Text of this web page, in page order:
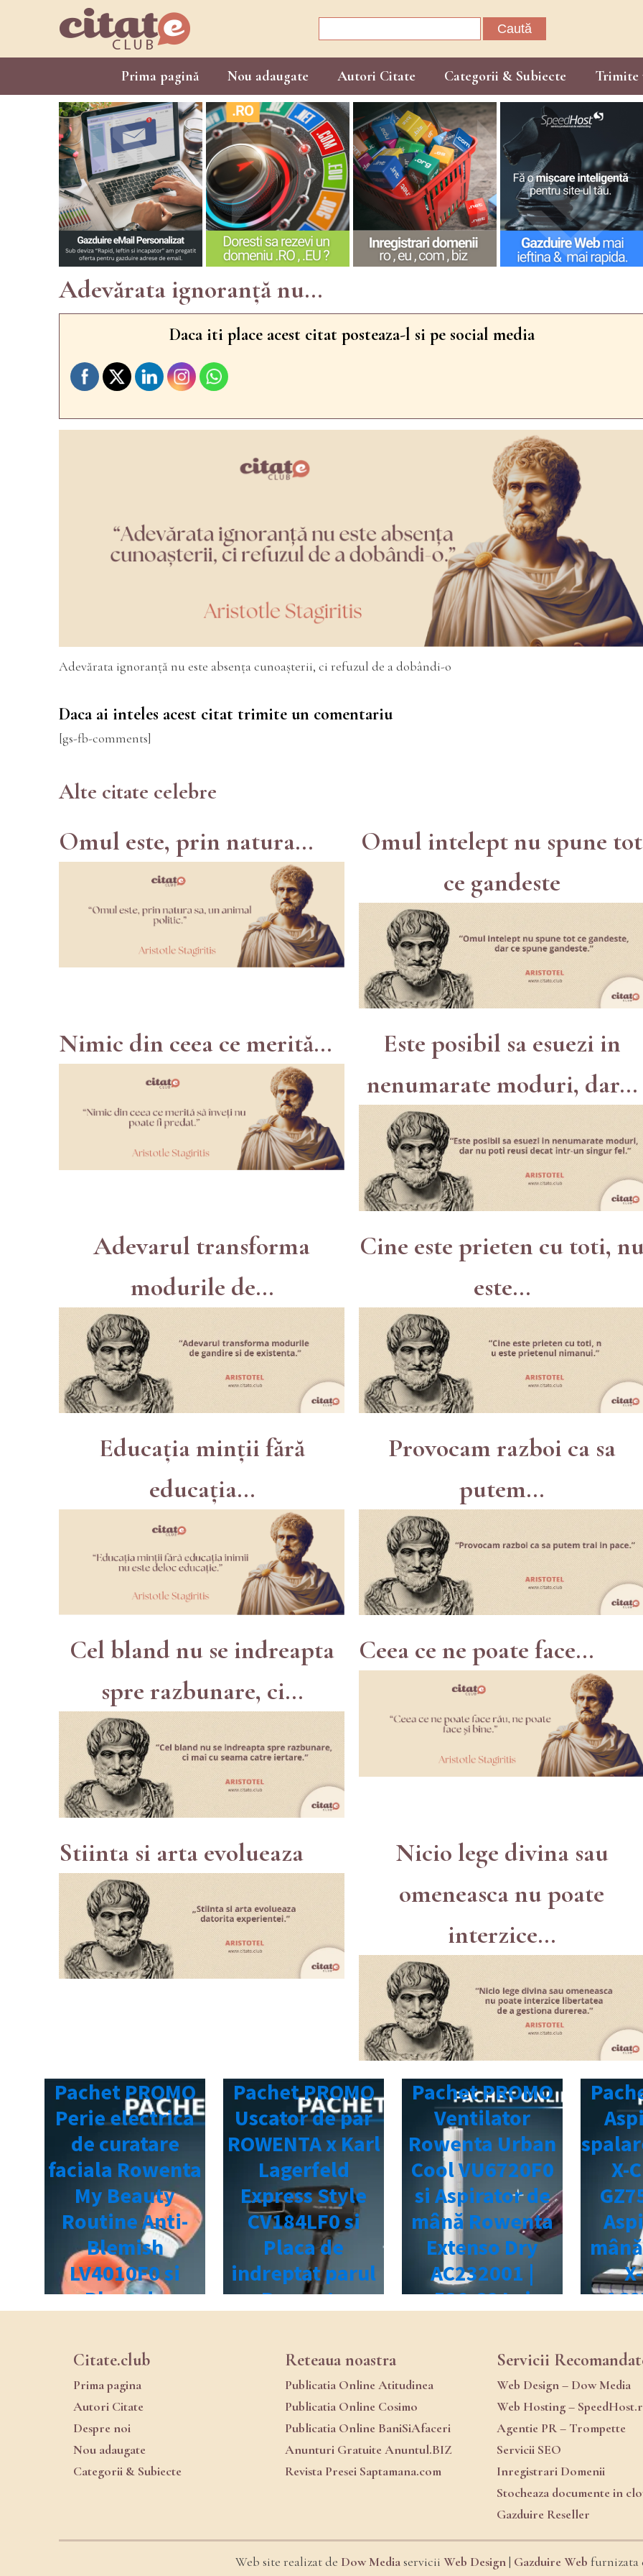
Prima pagină Nou adaugate Autori Citate Categorii & Subiecte Trimite
Adevărata ignoranță nu...
Daca iti place acest citat posteaza-l si pe social media
Adevărata ignoranță nu este absența cunoașterii, ci refuzul de a dobândi-o
Daca ai inteles acest citat trimite un comentariu
[gs-fb-comments]
Alte citate celebre
Omul este, prin natura...
Omul intelept nu spune tot
ce gandeste
Nimic din ceea ce merită...
Este posibil sa esuezi in
nenumarate moduri, dar...
Adevarul transforma
modurile de...
Cine este prieten cu toti,
este...
Educația minții fără
educația...
Provocam razboi ca sa
putem...
Cel bland nu se indreapta
spre razbunare, ci...
Ceea ce ne poate face...
Stiinta si arta evolueaza
Nicio lege divina sau
omeneasca nu poate
interzice...
Citate.club
Prima pagina
Autori Citate
Despre noi
Nou adaugate
Categorii & Subiecte
Reteaua noastra
Publicatia Online Atitudinea
Publicatia Online Cosimo
Publicatia Online BaniSiAfaceri
Anunturi Gratuite Anuntul.BIZ
Revista Presei Saptamana.com
Servicii
Web Design – Dow Media
Web Hosting –
Agentie PR – Trompette
Servicii SEO
Inregistrari Domenii
Stocheaza documente in
Gazduire Reseller
Web site realizat de Dow Mediaservicii Web Design| Gazduire Web furnizata